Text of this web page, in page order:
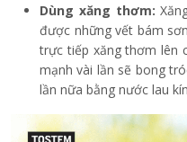
Dùng xăng thơm:
được những vết bám
trực tiếp xăng thơm lên
mạnh vài lần sẽ bong
lần nữa bằng nước lau